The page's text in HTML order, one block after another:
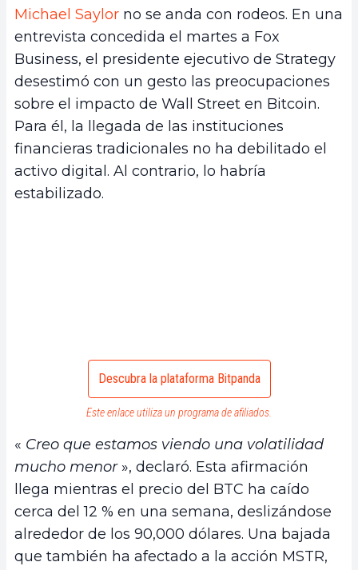
Michael Saylor no se anda con rodeos. En una
entrevista concedida el martes a Fox
Business, el presidente ejecutivo de Strategy
desestimó con un gesto las preocupaciones
sobre el impacto de Wall Street en Bitcoin.
Para él, la llegada de las instituciones
financieras tradicionales no ha debilitado el
activo digital. Al contrario, lo habría
estabilizado.
Descubra la plataforma Bitpanda
Este enlace utiliza un programa de afiliados.
« Creo que estamos viendo una volatilidad
mucho menor», declaró. Esta afirmación
llega mientras el precio del BTC ha caído
cerca del 12 % en una semana, deslizándose
alrededor de los 90,000 dólares. Una bajada
que también ha afectado a la acción MSTR,